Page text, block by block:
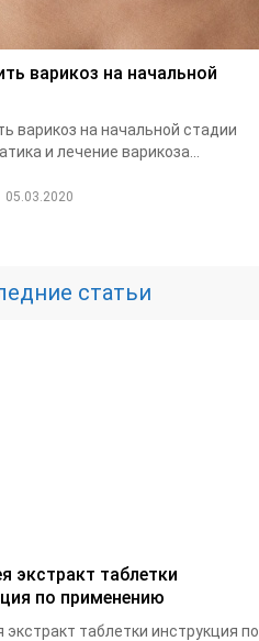
варикоз на начальной
варикоз на начальной стадии
и лечение варикоза...
05.03.2020
статьи
экстракт таблетки
по применению
экстракт таблетки инструкция по